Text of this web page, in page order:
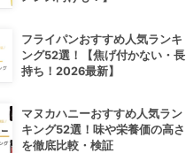
フライパンおすすめ人気ランキ
ング52選！【焦げ付かない・長
持ち！2026最新】
マヌカハニーおすすめ人気ラン
キング52選！味や栄養価の高さ
を徹底比較・検証